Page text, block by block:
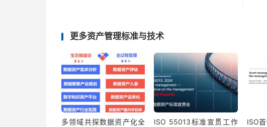
更多资产管理标准与技术
多领域共探数据资产化全
ISO 55013标准宣贯工作
ISO